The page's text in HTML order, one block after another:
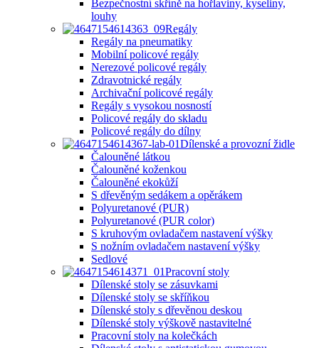
Bezpečnostní skříně na hořlaviny, kyseliny,
louhy
Regály
Regály na pneumatiky
Mobilní policové regály
Nerezové policové regály
Zdravotnické regály
Archivační policové regály
Regály s vysokou nosností
Policové regály do skladu
Policové regály do dílny
Dílenské a provozní židle
Čalouněné látkou
Čalouněné koženkou
Čalouněné ekokůží
S dřevěným sedákem a opěrákem
Polyuretanové (PUR)
Polyuretanové (PUR color)
S kruhovým ovladačem nastavení výšky
S nožním ovladačem nastavení výšky
Sedlové
Pracovní stoly
Dílenské stoly se zásuvkami
Dílenské stoly se skříňkou
Dílenské stoly s dřevěnou deskou
Dílenské stoly výškově nastavitelné
Pracovní stoly na kolečkách